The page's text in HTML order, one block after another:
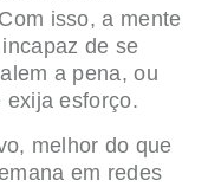
isso, a mente
de se
a pena, ou
exija esforço.
melhor do que
em redes